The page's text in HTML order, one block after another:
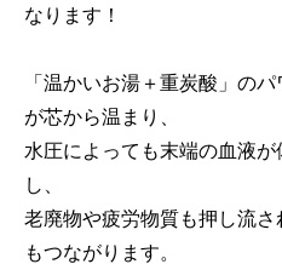
なります！
「温かいお湯＋重炭酸」の
が芯から温まり、
水圧によっても末端の血液
し、
老廃物や疲労物質も押し流
もつながります。